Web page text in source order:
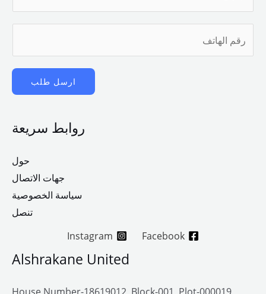
م
ارسل طلب
روابط سريعة
حول
جهات الاتصال
سياسة الخصوصية
تنصل
Facebook
Instagram
Alshrakane United